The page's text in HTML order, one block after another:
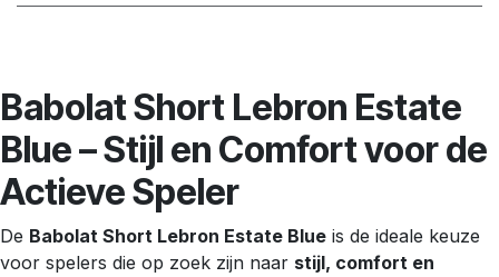
Babolat Short Lebron Estate
Blue – Stijl en Comfort voor de
Actieve Speler
De Babolat Short Lebron Estate Blue is de ideale keuze
voor spelers die op zoek zijn naar stijl, comfort en